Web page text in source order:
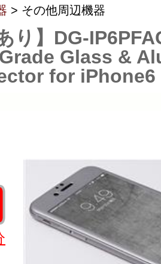
> その他周辺機器
り】DG-
Glass &
for iPhone6